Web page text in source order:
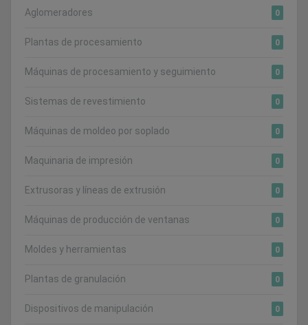
0
Aglomeradores
0
Plantas de procesamiento
0
Máquinas de procesamiento y seguimiento
0
Sistemas de revestimiento
0
Máquinas de moldeo por soplado
0
Maquinaria de impresión
0
Extrusoras y líneas de extrusión
0
Máquinas de producción de ventanas
0
Moldes y herramientas
0
Plantas de granulación
0
Dispositivos de manipulación